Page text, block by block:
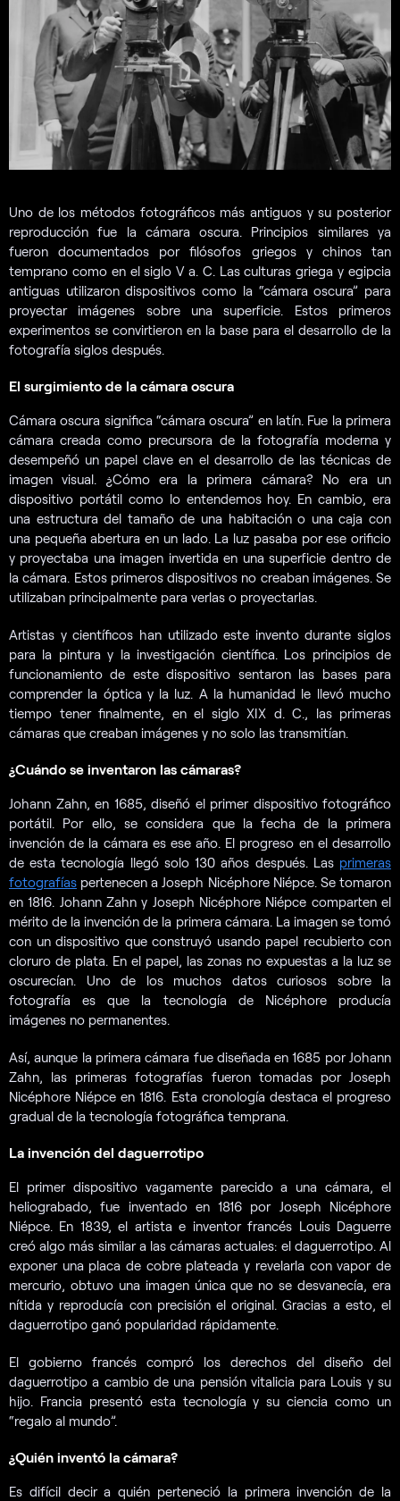
Uno de los métodos fotográficos más antiguos y su posterior
reproducción fue la cámara oscura. Principios similares ya
fueron documentados por filósofos griegos y chinos tan
temprano como en el siglo V a. C. Las culturas griega y egipcia
antiguas utilizaron dispositivos como la “cámara oscura” para
proyectar imágenes sobre una superficie. Estos primeros
experimentos se convirtieron en la base para el desarrollo de la
fotografía siglos después.
El surgimiento de la cámara oscura
Cámara oscura significa “cámara oscura” en latín. Fue la primera
cámara creada como precursora de la fotografía moderna y
desempeñó un papel clave en el desarrollo de las técnicas de
imagen visual. ¿Cómo era la primera cámara? No era un
dispositivo portátil como lo entendemos hoy. En cambio, era
una estructura del tamaño de una habitación o una caja con
una pequeña abertura en un lado. La luz pasaba por ese orificio
y proyectaba una imagen invertida en una superficie dentro de
la cámara. Estos primeros dispositivos no creaban imágenes. Se
utilizaban principalmente para verlas o proyectarlas.
Artistas y científicos han utilizado este invento durante siglos
para la pintura y la investigación científica. Los principios de
funcionamiento de este dispositivo sentaron las bases para
comprender la óptica y la luz. A la humanidad le llevó mucho
tiempo tener finalmente, en el siglo XIX d. C., las primeras
cámaras que creaban imágenes y no solo las transmitían.
¿Cuándo se inventaron las cámaras?
Johann Zahn, en 1685, diseñó el primer dispositivo fotográfico
portátil. Por ello, se considera que la fecha de la primera
invención de la cámara es ese año. El progreso en el desarrollo
de esta tecnología llegó solo 130 años después. Las primeras
fotografías pertenecen a Joseph Nicéphore Niépce. Se tomaron
en 1816. Johann Zahn y Joseph Nicéphore Niépce comparten el
mérito de la invención de la primera cámara. La imagen se tomó
con un dispositivo que construyó usando papel recubierto con
cloruro de plata. En el papel, las zonas no expuestas a la luz se
oscurecían. Uno de los muchos datos curiosos sobre la
fotografía es que la tecnología de Nicéphore producía
imágenes no permanentes.
Así, aunque la primera cámara fue diseñada en 1685 por Johann
Zahn, las primeras fotografías fueron tomadas por Joseph
Nicéphore Niépce en 1816. Esta cronología destaca el progreso
gradual de la tecnología fotográfica temprana.
La invención del daguerrotipo
El primer dispositivo vagamente parecido a una cámara, el
heliograbado, fue inventado en 1816 por Joseph Nicéphore
Niépce. En 1839, el artista e inventor francés Louis Daguerre
creó algo más similar a las cámaras actuales: el daguerrotipo. Al
exponer una placa de cobre plateada y revelarla con vapor de
mercurio, obtuvo una imagen única que no se desvanecía, era
nítida y reproducía con precisión el original. Gracias a esto, el
daguerrotipo ganó popularidad rápidamente.
El gobierno francés compró los derechos del diseño del
daguerrotipo a cambio de una pensión vitalicia para Louis y su
hijo. Francia presentó esta tecnología y su ciencia como un
“regalo al mundo”.
¿Quién inventó la cámara?
Es difícil decir a quién perteneció la primera invención de la